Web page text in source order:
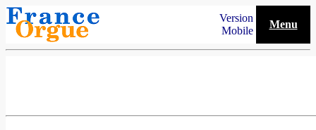
Version
Mobile
Menu